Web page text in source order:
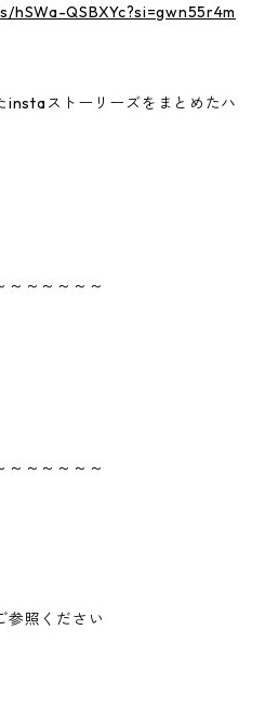
QSBXYc?si=gwn55r4m
instaストーリーズをまとめたハ
～～～～～～
～～～～～～
参照ください